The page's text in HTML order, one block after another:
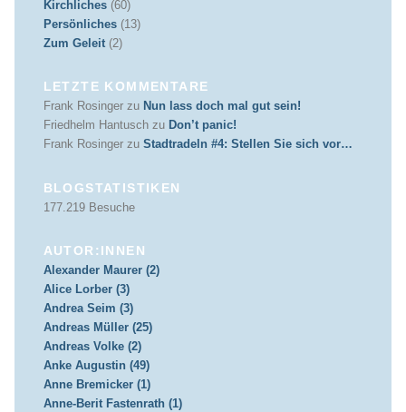
Kirchliches(60)
Persönliches(13)
Zum Geleit(2)
LETZTE KOMMENTARE
Frank Rosingerzu Nun lass doch mal gut sein!
Friedhelm Hantuschzu Don’t panic!
Frank Rosingerzu Stadtradeln #4: Stellen Sie sich vor…
BLOGSTATISTIKEN
177.219 Besuche
AUTOR:INNEN
Alexander Maurer (2)
Alice Lorber (3)
Andrea Seim (3)
Andreas Müller (25)
Andreas Volke (2)
Anke Augustin (49)
Anne Bremicker (1)
Anne-Berit Fastenrath (1)